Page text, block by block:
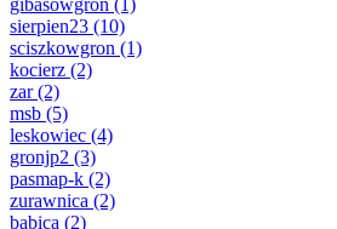
sierpien23 (10)
sciszkowgron (1)
kocierz (2)
zar(2)
msb (5)
leskowiec (4)
gronjp2 (3)
pasmap-k (2)
zurawnica (2)
babica (2)